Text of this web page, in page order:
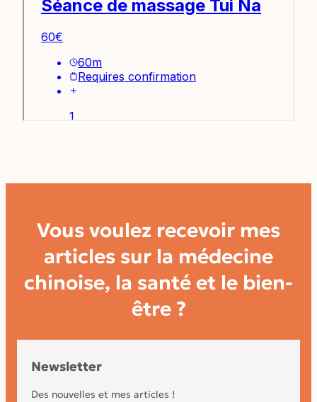
Vous voulez recevoir mes
articles sur la médecine
chinoise, la santé et le bien-
être ?
Newsletter
Des nouvelles et mes articles !